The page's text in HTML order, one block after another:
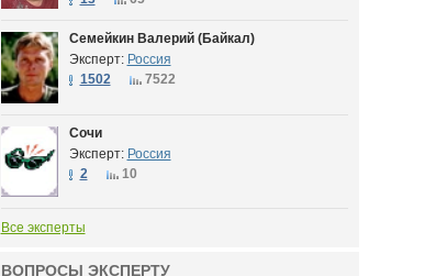
Семейкин Валерий (Байкал)
Эксперт: Россия
1502
7522
Сочи
Эксперт: Россия
2
10
Все эксперты
ВОПРОСЫ ЭКСПЕРТУ